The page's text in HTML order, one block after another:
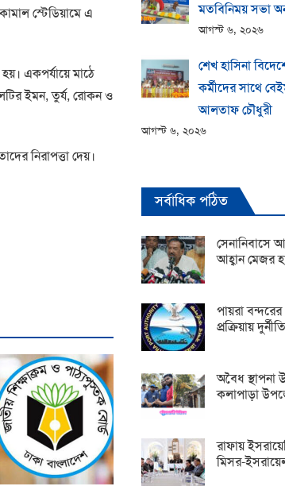
স্টেডিয়ামে এ
একপর্যায়ে মাঠে
ইমন, তুর্য, রোকন ও
নিরাপত্তা দেয়।
মতবিনিময় সভা
আগস্ট ৬, ২০২৬
শেখ হাসিনা
কর্মীদের সাথে
আলতাফ চৌধুরী
আগস্ট ৬, ২০২৬
সর্বাধিক পঠিত
সেনানিবাসে
আহ্বান মেজর
পায়রা
প্রক্রিয়ায়
অবৈধ স্থাপনা
কলাপাড়া
রাফায়
মিসর-